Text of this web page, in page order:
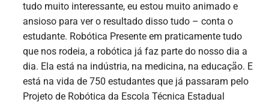
tudo muito interessante, eu estou muito animado e
ansioso para ver o resultado disso tudo – conta o
estudante. Robótica Presente em praticamente tudo
que nos rodeia, a robótica já faz parte do nosso dia a
dia. Ela está na indústria, na medicina, na educação. E
está na vida de 750 estudantes que já passaram pelo
Projeto de Robótica da Escola Técnica Estadual